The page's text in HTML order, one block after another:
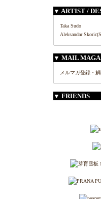
▼ ARTIST /
Taka Sudo
Aleksandar
▼ MAIL
メルマガ登録・
▼ FRIENDS